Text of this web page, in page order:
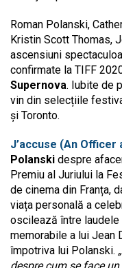
Roman Polanski,
Kristin Scott Thomas,
ascensiuni
confirmate la TIFF
Supernova. Iubite de
vin din selecțiile
și Toronto.
J’accuse (An Officer
Polanski despre
Premiu al Juriului la
de cinema din Franța,
viața personală a
oscilează între
memorabile a lui Jean
împotriva lui Polanski.